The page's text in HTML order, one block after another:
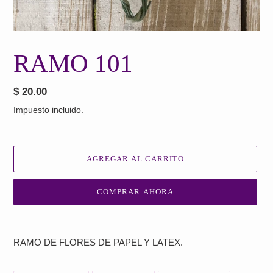
RAMO 101
Precio
habitual
$ 20.00
Impuesto incluido.
AGREGAR AL CARRITO
COMPRAR AHORA
producto
RAMO DE FLORES DE PAPEL Y LATEX.